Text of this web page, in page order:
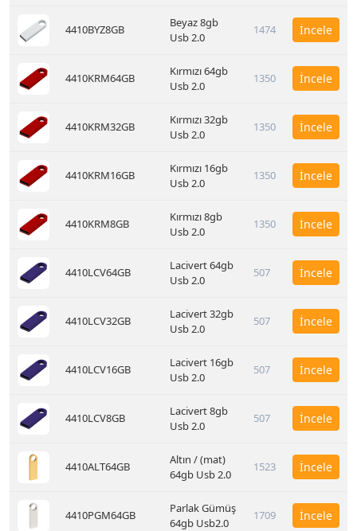
4410BYZ8GB
Beyaz 8gb
Usb 2.0
1474 İncele
4410KRM64GB
Kırmızı 64gb
Usb 2.0
1350 İncele
4410KRM32GB
Kırmızı 32gb
Usb 2.0
1350 İncele
4410KRM16GB
Kırmızı 16gb
Usb 2.0
1350 İncele
4410KRM8GB
Kırmızı 8gb
Usb 2.0
1350 İncele
4410LCV64GB
Lacivert 64gb
Usb 2.0
507 İncele
4410LCV32GB
Lacivert 32gb
Usb 2.0
507 İncele
4410LCV16GB
Lacivert 16gb
Usb 2.0
507 İncele
4410LCV8GB
Lacivert 8gb
Usb 2.0
507 İncele
4410ALT64GB
Altın / (mat)
64gb Usb 2.0
1523 İncele
4410PGM64GB
Parlak Gümüş
64gb Usb2.0
1709 İncele